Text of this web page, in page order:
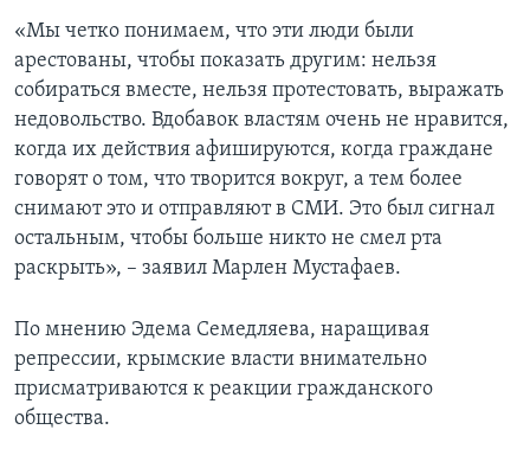
«Мы четко понимаем, что эти люди были
арестованы, чтобы показать другим: нельзя
собираться вместе, нельзя протестовать, выражать
недовольство. Вдобавок властям очень не нравится,
когда их действия афишируются, когда граждане
говорят о том, что творится вокруг, а тем более
снимают это и отправляют в СМИ. Это был сигнал
остальным, чтобы больше никто не смел рта
раскрыть», – заявил Марлен Мустафаев.
По мнению Эдема Семедляева, наращивая
репрессии, крымские власти внимательно
присматриваются к реакции гражданского
общества.